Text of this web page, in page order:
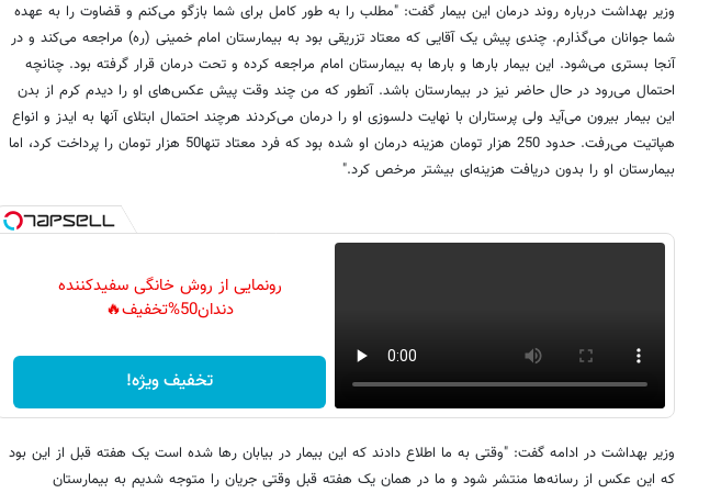
وزیر بهداشت درباره روند درمان این بیمار گفت: "مطلب را به طور کامل برای شما بازگو می‌کنم و قضاوت را به عهده
شما جوانان می‌گذارم. چندی پیش یک آقایی که معتاد تزریقی بود به بیمارستان امام خمینی (ره) مراجعه می‌کند و در
آنجا بستری می‌شود. این بیمار بارها و بارها به بیمارستان امام مراجعه کرده و تحت درمان قرار گرفته بود. چنانچه
احتمال می‌رود در حال حاضر نیز در بیمارستان باشد. آنطور که من چند وقت پیش عکس‌های او را دیدم کرم از بدن
این بیمار بیرون می‌آید ولی پرستاران با نهایت دلسوزی او را درمان می‌کردند هرچند احتمال ابتلای آنها به ایدز و انواع
هپاتیت می‌رفت. حدود 250 هزار تومان هزینه درمان او شده بود که فرد معتاد تنها50 هزار تومان را پرداخت کرد، اما
بیمارستان او را بدون دریافت هزینه‌ای بیشتر مرخص کرد."
رونمایی از روش خانگی سفیدکننده
دندان50%تخفیف🔥
تخفیف ویژه!
وزیر بهداشت در ادامه گفت: "وقتی به ما اطلاع دادند که این بیمار در بیابان رها شده است یک هفته قبل از این بود
که این عکس از رسانه‌ها منتشر شود و ما در همان یک هفته قبل وقتی جریان را متوجه شدیم به بیمارستان